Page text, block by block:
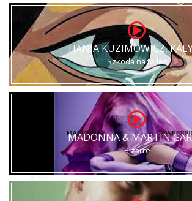
HANIA KUZIMOWICZ,
Szkoda na to łez
MADONNA & MARTIN
Bizarre